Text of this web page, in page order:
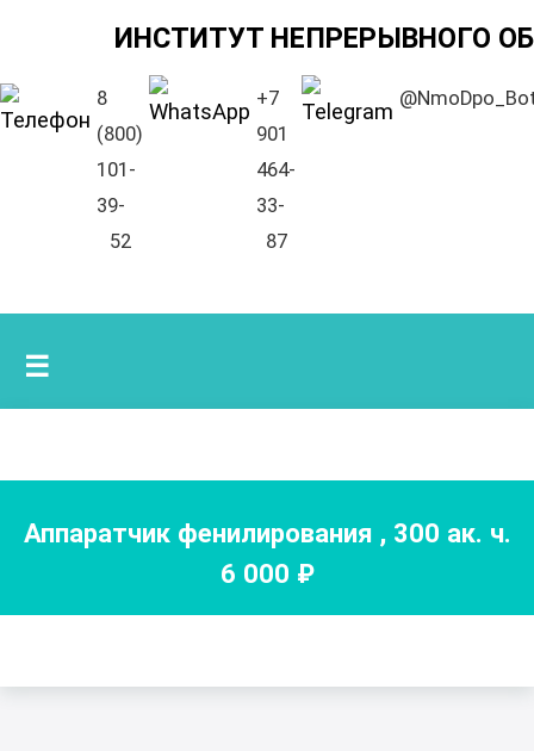
ИНСТИТУТ НЕПРЕРЫВНОГО
8
(800)
101-
39-
52
+7
901
464-
33-
87
☰
Аппаратчик фенилирования , 300 ак. ч.
6 000 ₽